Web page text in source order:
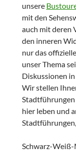
unsere
mit den
auch mit deren
den inneren
nur das
unser Thema
Diskussionen
Wir stellen
Stadtführungen
hier leben und
Schwarz-Weiß-